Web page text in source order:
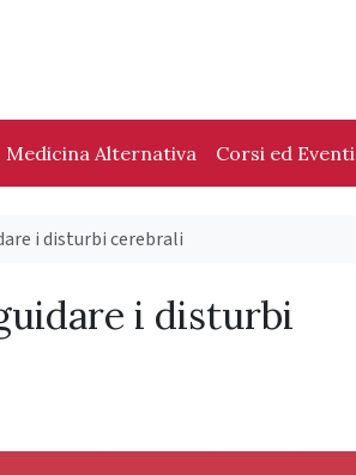
Medicina Alternativa Corsi ed Eventi
i disturbi cerebrali
i disturbi